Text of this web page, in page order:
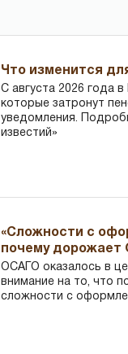
Что изменится
С августа 2026 года
которые затронут
уведомления.
известий»
«Сложности с
почему дорожает
ОСАГО оказалось в
внимание на то, что
сложности с